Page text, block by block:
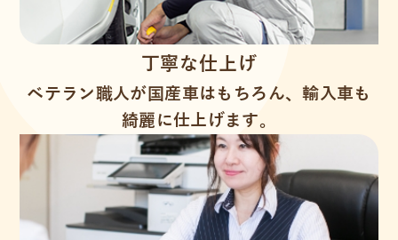
丁寧な仕上げ
ベテラン職人が国産車はもちろん、輸入車も
綺麗に仕上げます。